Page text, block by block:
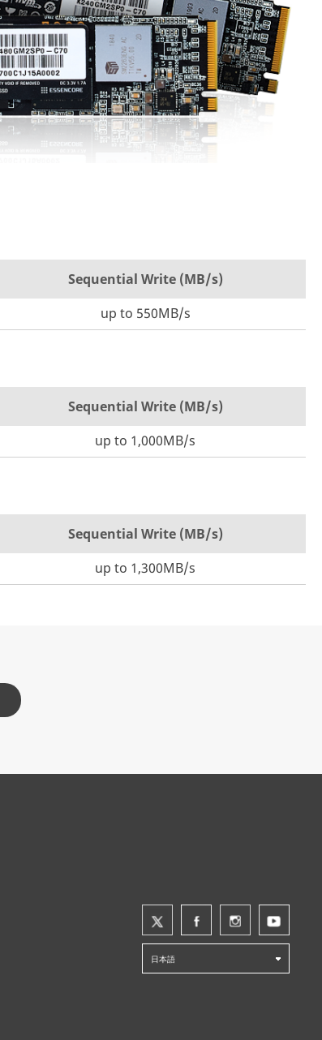
Sequential Write (MB/s)
up to 550MB/s
Sequential Write (MB/s)
up to 1,000MB/s
Sequential Write (MB/s)
up to 1,300MB/s
日本語